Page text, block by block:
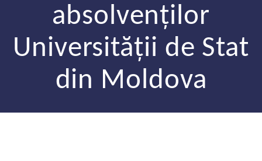
absolvenților
Universității de Stat
din Moldova